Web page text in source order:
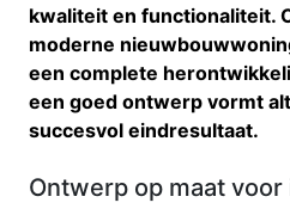
kwaliteit en functionaliteit.
moderne
een complete
een goed ontwerp vormt
succesvol eindresultaat.
Ontwerp op maat